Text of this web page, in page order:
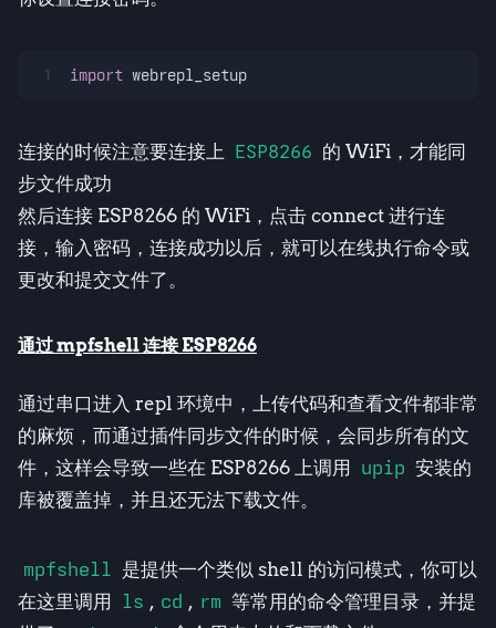
1 import webrepl_setup
连接的时候注意要连接上 ESP8266 的 WiFi，才能同
步文件成功
然后连接 ESP8266 的 WiFi，点击 connect 进行连
接，输入密码，连接成功以后，就可以在线执行命令或
更改和提交文件了。
通过mpfshell连接 ESP8266
通过串口进入 repl 环境中，上传代码和查看文件都非常
的麻烦，而通过插件同步文件的时候，会同步所有的文
件，这样会导致一些在 ESP8266 上调用
upip 安装的
库被覆盖掉，并且还无法下载文件。
mpfshell 是提供一个类似 shell 的访问模式，你可以
在这里调用
ls , cd , rm 等常用的命令管理目录，并提